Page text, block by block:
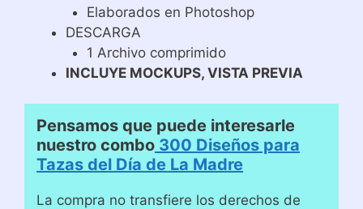
Elaborados en Photoshop
DESCARGA
1 Archivo comprimido
INCLUYE MOCKUPS, VISTA PREVIA
Pensamos que puede interesarle
nuestro combo 300 Diseños para
Tazas del Día de La Madre
La compra no transfiere los derechos de